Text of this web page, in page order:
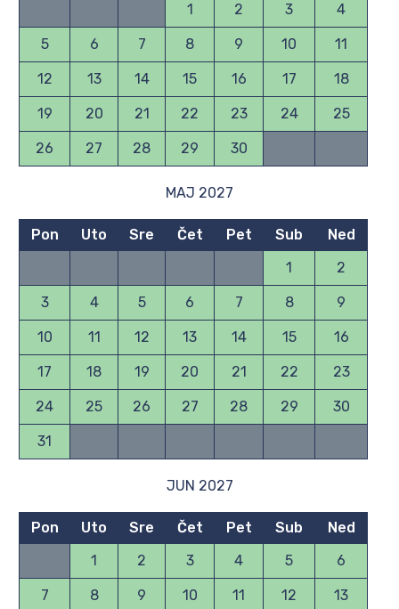
1
2 3 4
5 6 7 8 9 10 11
12 13 14 15 16 17 18
19 20 21 22 23 24 25
26 27 28 29 30
MAJ 2027
Pon Uto Sre Čet Pet Sub
Ned
1
2
3 4 5 6 7 8 9
10 11 12 13 14 15 16
17 18 19 20 21 22 23
24 25 26 27 28 29 30
31
JUN 2027
Pon Uto Sre Čet Pet Sub
Ned
1
2 3 4 5 6
7 8 9 10 11 12 13